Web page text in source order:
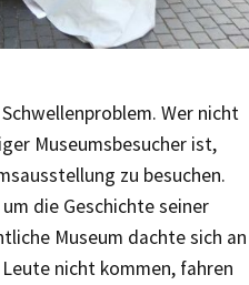
Wer nicht
Museumsbesucher ist,
zu besuchen.
die Geschichte seiner
Museum dachte sich an
nicht kommen, fahren